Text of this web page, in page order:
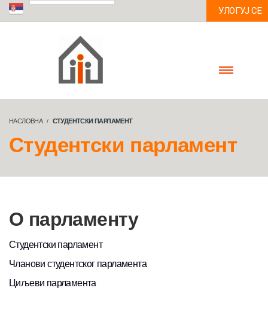
УЛОГУЈ СЕ
НАСЛОВНА СТУДЕНТСКИ ПАРЛАМЕНТ
Студентски парламент
О парламенту
Студентски парламент
Чланови студентског парламента
Циљеви парламента